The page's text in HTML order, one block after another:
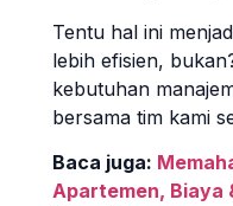
Tentu hal ini
lebih efisien,
kebutuhan
bersama tim kami
Baca juga:
Apartemen, Biaya